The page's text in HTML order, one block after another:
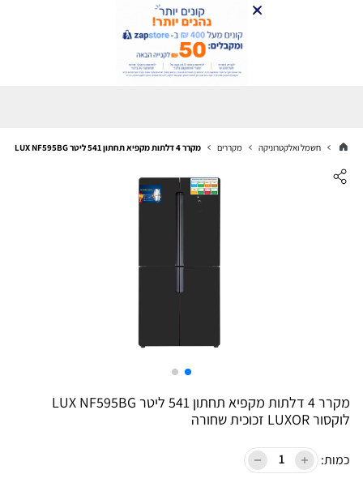
חשמל ואלקטרוניקה מקררים מקרר 4 דלתות מקפיא תחתון 541 ליטר LUX NF595BG לוקסור LUXOR זכוכית שחורה
מקרר 4 דלתות מקפיא תחתון 541 ליטר LUX NF595BG
לוקסור LUXOR זכוכית שחורה
כמות: